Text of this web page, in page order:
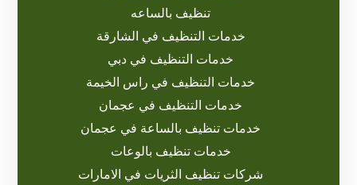
تنظيف بالساعه
خدمات التنظيف في الشارقة
خدمات التنظيف في دبي
خدمات التنظيف في راس الخيمة
خدمات التنظيف في عجمان
خدمات تنظيف بالساعة في عجمان
خدمات تنظيف بالوعات
شركات تنظيف الثريات في الامارات